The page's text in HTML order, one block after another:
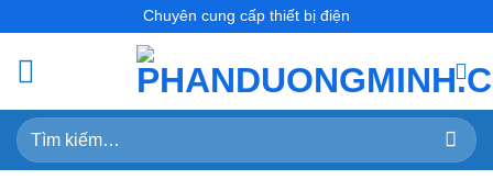
content
Chuyên cung cấp thiết bị điện
Tìm
kiếm: